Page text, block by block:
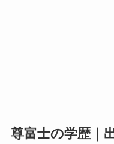
尊富士の学歴｜